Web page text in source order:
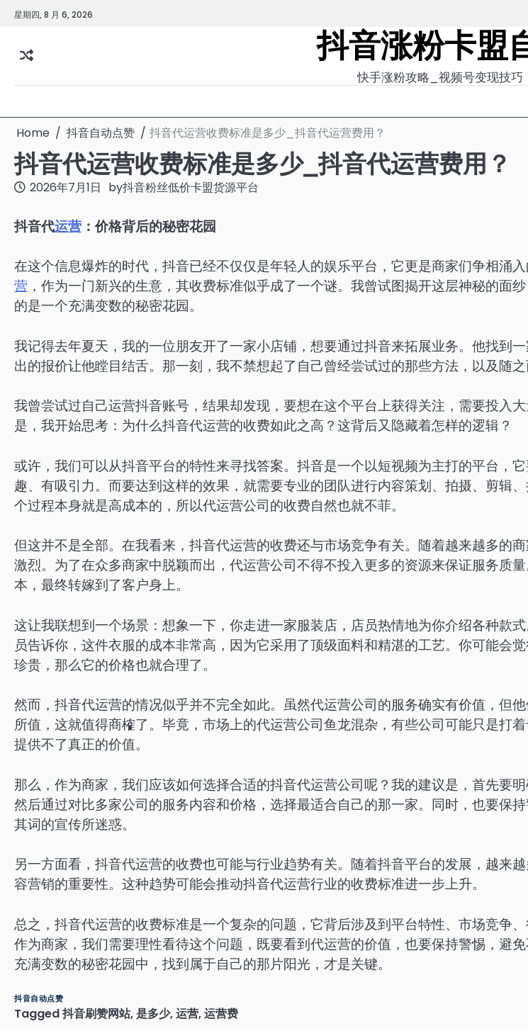
Skip星期四, 8 月 6, 2026
抖音涨粉卡盟
快手涨粉攻略_视频号变现技巧
Home 抖音自动点赞 抖音代运营收费标准是多少_抖音代运营费用？
抖音代运营收费标准是多少_抖音代运营费用？
2026年7月1日 by抖音粉丝低价卡盟货源平台
抖音代运营 ：价格背后的秘密花园
在这个信息爆炸的时代，抖音已经不仅仅是年轻人的娱乐平台，它更是商家们争相涌
营 ，作为一门新兴的生意，其收费标准似乎成了一个谜。我曾试图揭开这层神秘的面
的是一个充满变数的秘密花园。
我记得去年夏天，我的一位朋友开了一家小店铺，想要通过抖音来拓展业务。他找到
出的报价让他瞠目结舌。那一刻，我不禁想起了自己曾经尝试过的那些方法，以及随之
我曾尝试过自己运营抖音账号，结果却发现，要想在这个平台上获得关注，需要投入
是，我开始思考：为什么抖音代运营的收费如此之高？这背后又隐藏着怎样的逻辑？
或许，我们可以从抖音平台的特性来寻找答案。抖音是一个以短视频为主打的平台，
趣、有吸引力。而要达到这样的效果，就需要专业的团队进行内容策划、拍摄、剪辑
个过程本身就是高成本的，所以代运营公司的收费自然也就不菲。
但这并不是全部。在我看来，抖音代运营的收费还与市场竞争有关。随着越来越多的
激烈。为了在众多商家中脱颖而出，代运营公司不得不投入更多的资源来保证服务质
本，最终转嫁到了客户身上。
这让我联想到一个场景：想象一下，你走进一家服装店，店员热情地为你介绍各种款
员告诉你，这件衣服的成本非常高，因为它采用了顶级面料和精湛的工艺。你可能会
珍贵，那么它的价格也就合理了。
然而，抖音代运营的情况似乎并不完全如此。虽然代运营公司的服务确实有价值，但
所值，这就值得商榷了。毕竟，市场上的代运营公司鱼龙混杂，有些公司可能只是打
提供不了真正的价值。
那么，作为商家，我们应该如何选择合适的抖音代运营公司呢？我的建议是，首先要明
然后通过对比多家公司的服务内容和价格，选择最适合自己的那一家。同时，也要保
其词的宣传所迷惑。
另一方面看，抖音代运营的收费也可能与行业趋势有关。随着抖音平台的发展，越来
容营销的重要性。这种趋势可能会推动抖音代运营行业的收费标准进一步上升。
总之，抖音代运营的收费标准是一个复杂的问题，它背后涉及到平台特性、市场竞争、
作为商家，我们需要理性看待这个问题，既要看到代运营的价值，也要保持警惕，避
充满变数的秘密花园中，找到属于自己的那片阳光，才是关键。
抖音自动点赞
Tagged抖音刷赞网站,是多少,运营,运营费